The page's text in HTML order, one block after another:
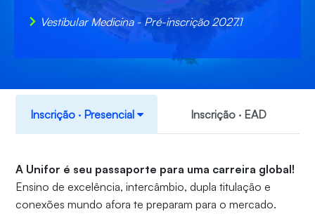
Vestibular Medicina - Pré-inscrição 2027.1
Inscrição ‧ Presencial Inscrição ‧ EAD
A Unifor é seu passaporte para uma carreira global!
Ensino de excelência, intercâmbio, dupla titulação e
conexões mundo afora te preparam para o mercado.